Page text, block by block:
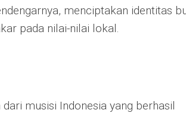
menciptakan identitas
pada nilai-nilai lokal.
musisi Indonesia yang berhasil